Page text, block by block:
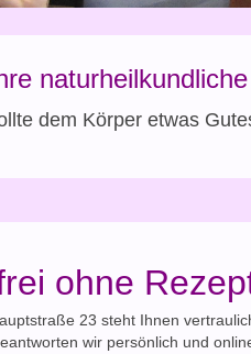
dem Körper etwas
ohne
23 steht Ihnen
wir persönlich und